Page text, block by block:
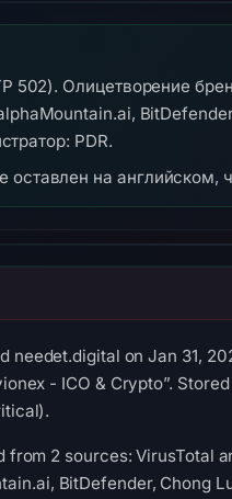
502). Олицетворение
PDR.
на английском,
needet.digital on Jan 31,
- ICO & Crypto”.
2 sources: VirusTotal
BitDefender, Chong